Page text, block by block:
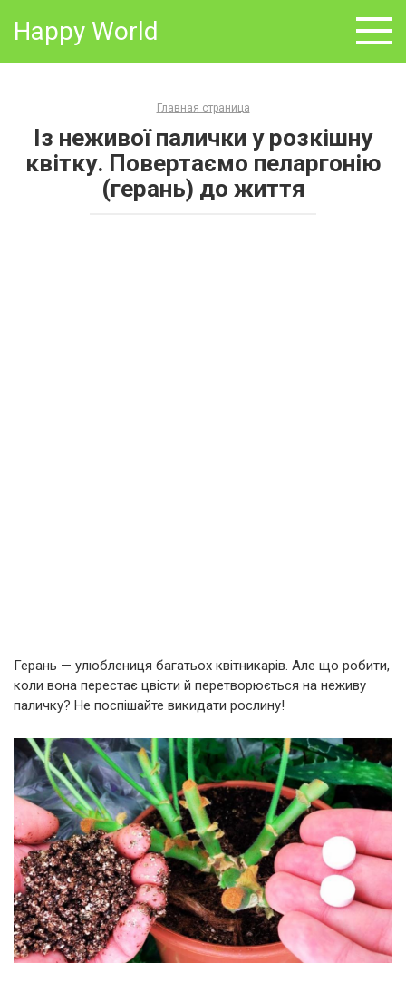
Happy World
Главная страница
Із неживої палички у розкішну
квітку. Повертаємо пеларгонію
(герань) до життя
Герань — улюблениця багатьох квітникарів. Але що робити,
коли вона перестає цвісти й перетворюється на неживу
паличку? Не поспішайте викидати рослину!